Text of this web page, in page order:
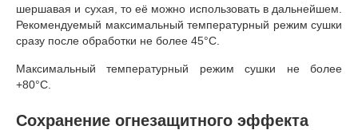
шершавая и сухая, то её можно использовать в дальнейшем.
Рекомендуемый максимальный температурный режим сушки
сразу после обработки не более 45°С.
Максимальный температурный режим сушки не более
+80°С.
Сохранение огнезащитного эффекта